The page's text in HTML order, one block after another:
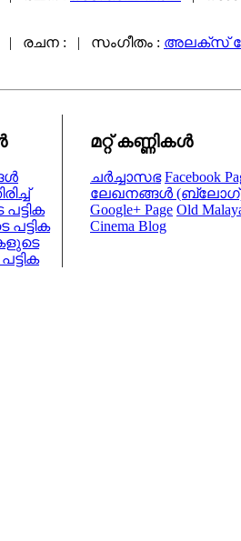
രചന : | സംഗീതം : അലക്സ്‌
മറ്റ് കണ്ണികള്‍
ചര്‍ച്ചാസഭ Facebook
ലേഖനങ്ങള്‍
Google+ Page Old
Cinema Blog